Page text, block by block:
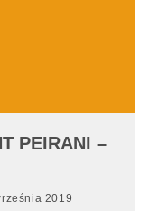
PEIRANI –
2019